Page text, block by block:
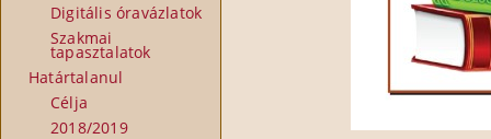
Digitális óravázlatok
Szakmai
tapasztalatok
Határtalanul
Célja
2018/2019